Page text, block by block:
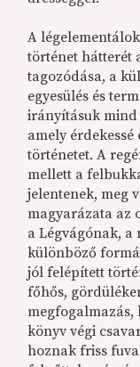
A
történet hátterét
tagozódása, a
egyesülés és
irányításuk mind
amely érdekessé
történetet. A
mellett a
jelentenek, meg
magyarázata az
a Légvágónak,
különböző
jól felépített
főhős,
könyv végi
hoznak friss